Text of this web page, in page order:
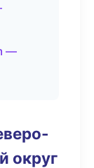
—
округ